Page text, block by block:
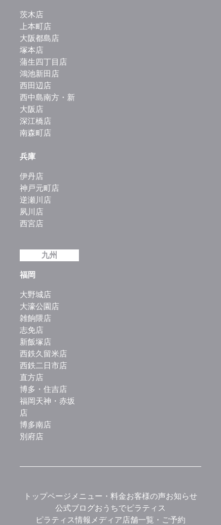
茨木店
上本町店
大阪都島店
塚本店
蒲生四丁目店
鴻池新田店
西田辺店
西中島南方・新
大阪店
深江橋店
南森町店
兵庫
伊丹店
神戸元町店
逆瀬川店
夙川店
西宮店
九州
福岡
大野城店
大濠公園店
雑餉隈店
志免店
新飯塚店
西鉄久留米店
西鉄二日市店
直方店
博多・住吉店
福岡天神・赤坂
店
博多南店
別府店
トップページメニュー・料金お客様の声お知らせ
公式ブログおうちでピラティス
ピラティス情報メディア店舗一覧・ご予約